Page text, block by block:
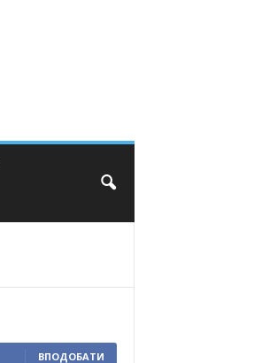
ВПОДОБАТИ